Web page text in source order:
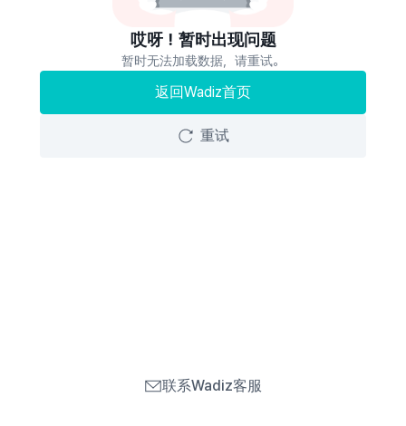
哎呀！暂时出现问题
暂时无法加载数据，请重试。
返回Wadiz首页
重试
联系Wadiz客服